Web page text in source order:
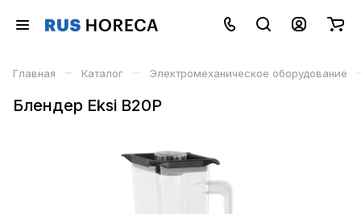
Главная – Каталог – Электромеханическое оборудование
Блендер Eksi B20P